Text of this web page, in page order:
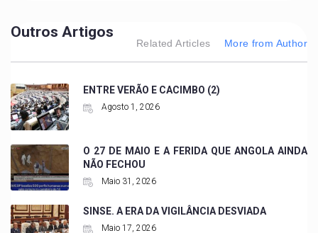
Outros Artigos
Related Articles More from Author
ENTRE VERÃO E CACIMBO (2)
Agosto 1, 2026
O 27 DE MAIO E A FERIDA QUE ANGOLA AINDA
NÃO FECHOU
Maio 31, 2026
SINSE. A ERA DA VIGILÂNCIA DESVIADA
Maio 17, 2026